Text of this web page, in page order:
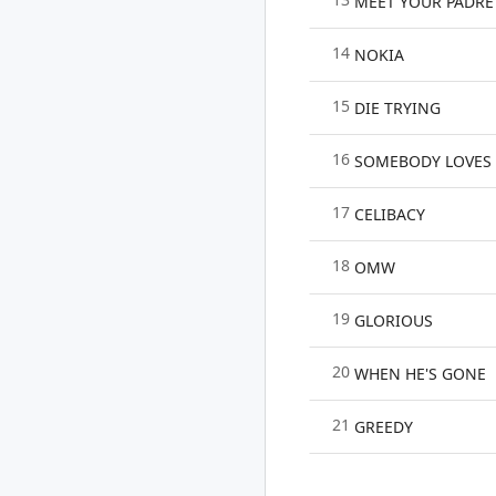
14 NOKIA
15 DIE TRYING
16 SOMEBODY
17 CELIBACY
18 OMW
19 GLORIOUS
20 WHEN HE'S GONE
21 GREEDY